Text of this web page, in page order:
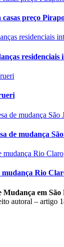
preço
de mudança
mudança Rio
Mudança em
autoral – artigo